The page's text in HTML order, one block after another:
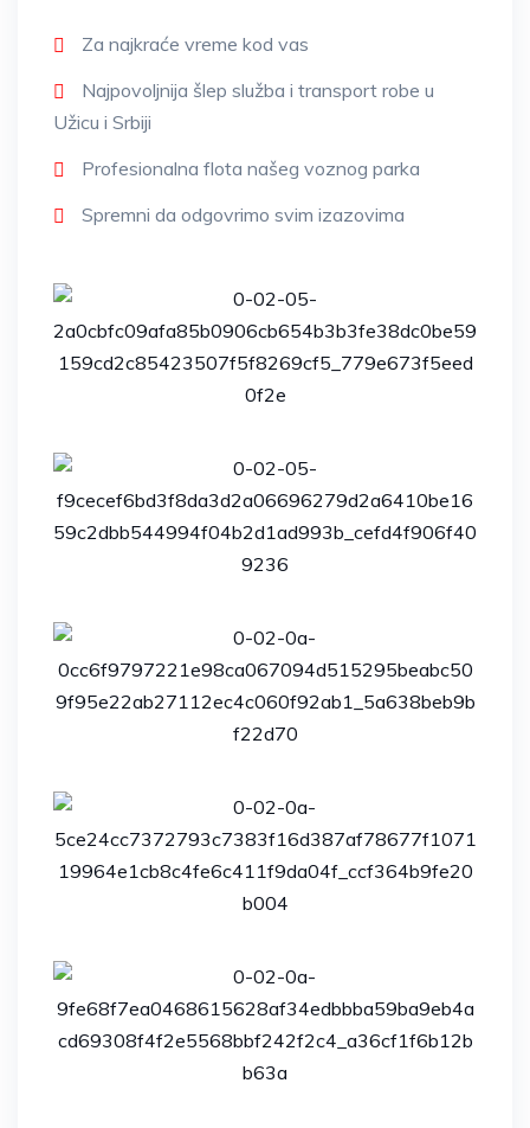
Za najkraće vreme kod vas
Najpovoljnija šlep služba i transport robe u
Užicu i Srbiji
Profesionalna flota našeg voznog parka
Spremni da odgovrimo svim izazovima